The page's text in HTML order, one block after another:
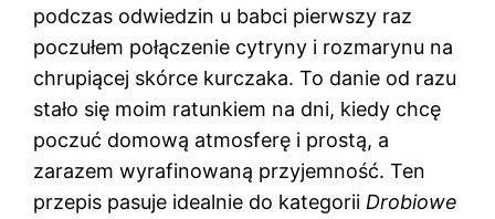
podczas odwiedzin u babci pierwszy raz
poczułem połączenie cytryny i rozmarynu na
chrupiącej skórce kurczaka. To danie od razu
stało się moim ratunkiem na dni, kiedy chcę
poczuć domową atmosferę i prostą, a
zarazem wyrafinowaną przyjemność. Ten
przepis pasuje idealnie do kategorii Drobiowe